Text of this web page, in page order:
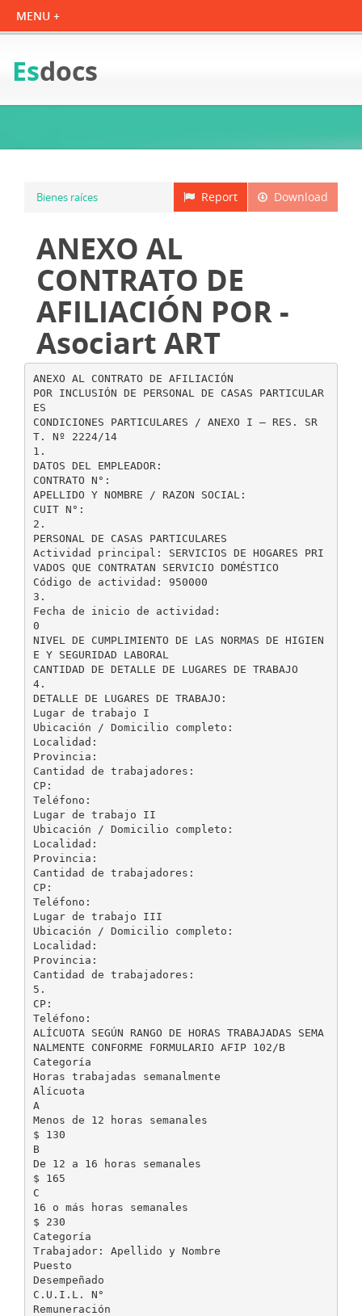
Esdocs
Download
Report
Bienes raíces
ANEXO AL
CONTRATO DE
AFILIACIÓN POR -
Asociart ART
ANEXO AL CONTRATO DE AFILIACIÓN
POR INCLUSIÓN DE PERSONAL DE CASAS PARTICULAR
ES
CONDICIONES PARTICULARES / ANEXO I – RES. SR
T. Nº 2224/14
1.
DATOS DEL EMPLEADOR:
CONTRATO N°:
APELLIDO Y NOMBRE / RAZON SOCIAL:
CUIT N°:
2.
PERSONAL DE CASAS PARTICULARES
Actividad principal: SERVICIOS DE HOGARES PRI
VADOS QUE CONTRATAN SERVICIO DOMÉSTICO
Código de actividad: 950000
3.
Fecha de inicio de actividad:
0
NIVEL DE CUMPLIMIENTO DE LAS NORMAS DE HIGIEN
E Y SEGURIDAD LABORAL
CANTIDAD DE DETALLE DE LUGARES DE TRABAJO
4.
DETALLE DE LUGARES DE TRABAJO:
Lugar de trabajo I
Ubicación / Domicilio completo:
Localidad:
Provincia:
Cantidad de trabajadores:
CP:
Teléfono:
Lugar de trabajo II
Ubicación / Domicilio completo:
Localidad:
Provincia:
Cantidad de trabajadores:
CP:
Teléfono:
Lugar de trabajo III
Ubicación / Domicilio completo:
Localidad:
Provincia:
Cantidad de trabajadores:
5.
CP:
Teléfono:
ALÍCUOTA SEGÚN RANGO DE HORAS TRABAJADAS SEMA
NALMENTE CONFORME FORMULARIO AFIP 102/B
Categoría
Horas trabajadas semanalmente
Alícuota
A
Menos de 12 horas semanales
$ 130
B
De 12 a 16 horas semanales
$ 165
C
16 o más horas semanales
$ 230
Categoría
Trabajador: Apellido y Nombre
Puesto
Desempeñado
C.U.I.L. N°
Remuneración